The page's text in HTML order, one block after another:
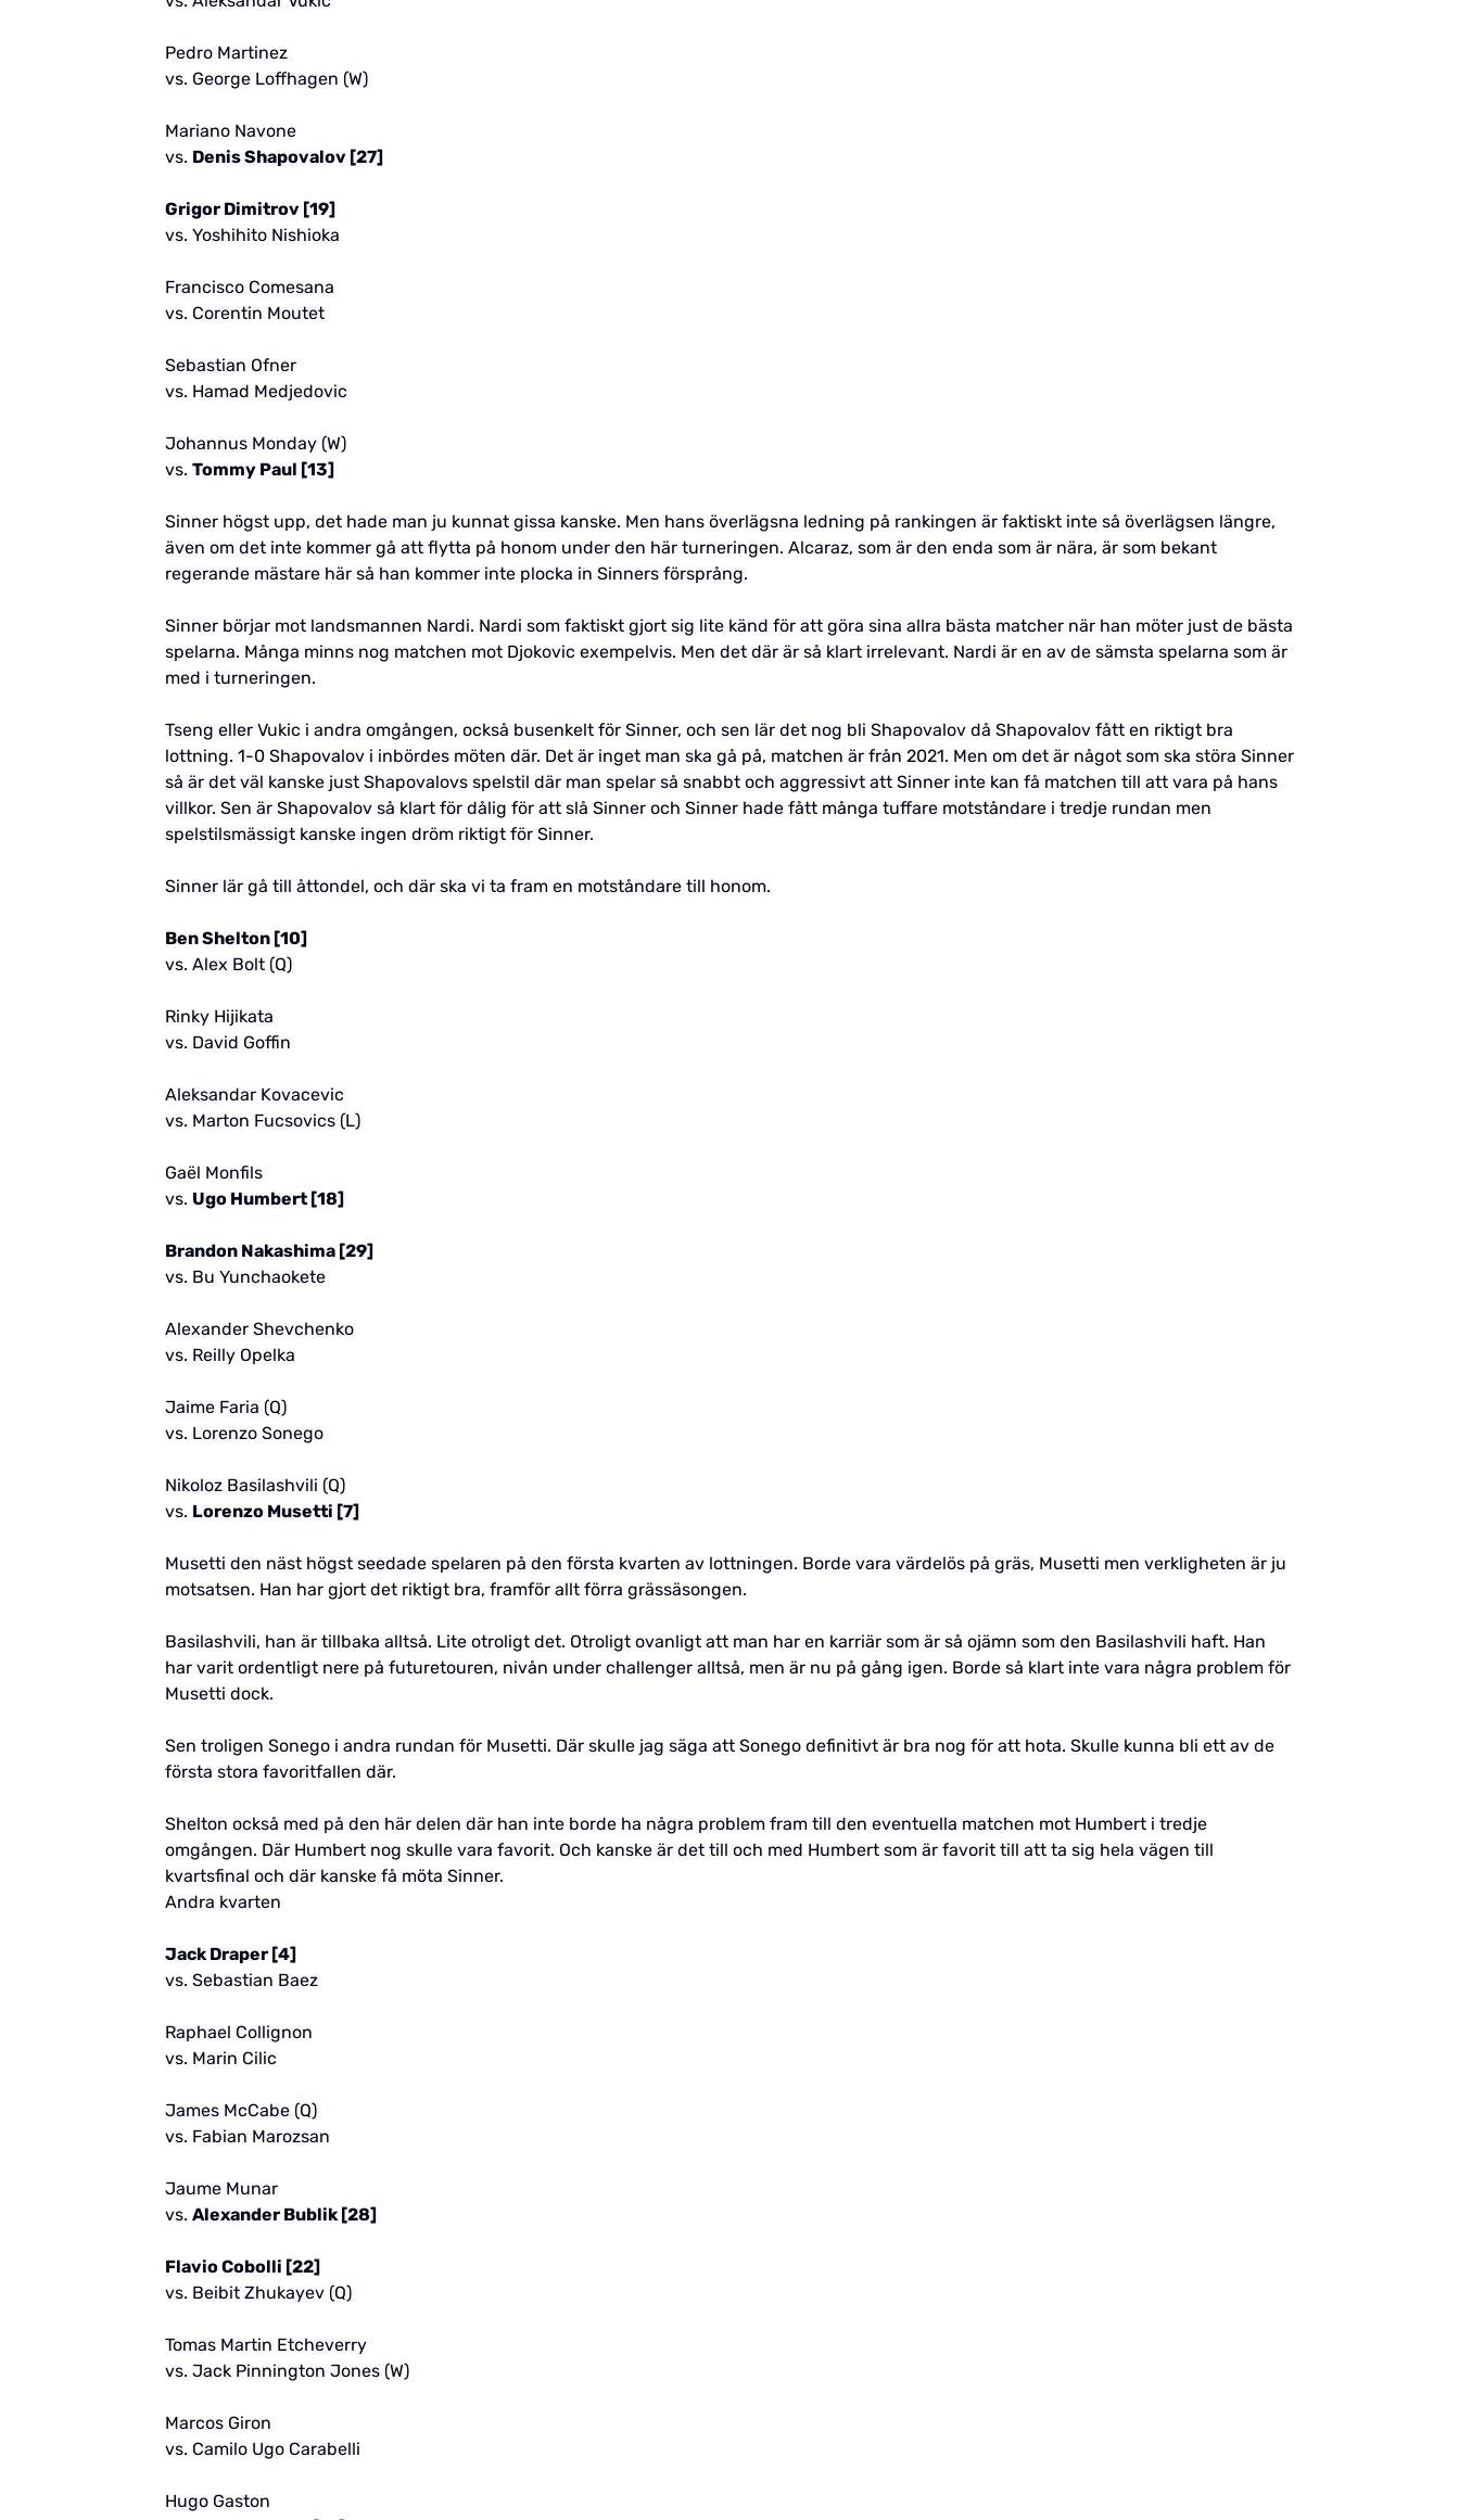
Pedro Martinez
vs. George Loffhagen (W)
Mariano Navone
vs. Denis Shapovalov [27]
Grigor Dimitrov [19]
vs. Yoshihito Nishioka
Francisco Comesana
vs. Corentin Moutet
Sebastian Ofner
vs. Hamad Medjedovic
Johannus Monday (W)
vs. Tommy Paul [13]
Sinner högst upp, det hade man ju kunnat gissa kanske. Men hans överlägsna ledning på rankingen är faktiskt inte så överlägsen längre,
även om det inte kommer gå att flytta på honom under den här turneringen. Alcaraz, som är den enda som är nära, är som bekant
regerande mästare här så han kommer inte plocka in Sinners försprång.
Sinner börjar mot landsmannen Nardi. Nardi som faktiskt gjort sig lite känd för att göra sina allra bästa matcher när han möter just de bästa
spelarna. Många minns nog matchen mot Djokovic exempelvis. Men det där är så klart irrelevant. Nardi är en av de sämsta spelarna som är
med i turneringen.
Tseng eller Vukic i andra omgången, också busenkelt för Sinner, och sen lär det nog bli Shapovalov då Shapovalov fått en riktigt bra
lottning. 1-0 Shapovalov i inbördes möten där. Det är inget man ska gå på, matchen är från 2021. Men om det är något som ska störa Sinner
så är det väl kanske just Shapovalovs spelstil där man spelar så snabbt och aggressivt att Sinner inte kan få matchen till att vara på hans
villkor. Sen är Shapovalov så klart för dålig för att slå Sinner och Sinner hade fått många tuffare motståndare i tredje rundan men
spelstilsmässigt kanske ingen dröm riktigt för Sinner.
Sinner lär gå till åttondel, och där ska vi ta fram en motståndare till honom.
Ben Shelton [10]
vs. Alex Bolt (Q)
Rinky Hijikata
vs. David Goffin
Aleksandar Kovacevic
vs. Marton Fucsovics (L)
Gaël Monfils
vs. Ugo Humbert [18]
Brandon Nakashima [29]
vs. Bu Yunchaokete
Alexander Shevchenko
vs. Reilly Opelka
Jaime Faria (Q)
vs. Lorenzo Sonego
Nikoloz Basilashvili (Q)
vs. Lorenzo Musetti [7]
Musetti den näst högst seedade spelaren på den första kvarten av lottningen. Borde vara värdelös på gräs, Musetti men verkligheten är ju
motsatsen. Han har gjort det riktigt bra, framför allt förra grässäsongen.
Basilashvili, han är tillbaka alltså. Lite otroligt det. Otroligt ovanligt att man har en karriär som är så ojämn som den Basilashvili haft. Han
har varit ordentligt nere på futuretouren, nivån under challenger alltså, men är nu på gång igen. Borde så klart inte vara några problem för
Musetti dock.
Sen troligen Sonego i andra rundan för Musetti. Där skulle jag säga att Sonego definitivt är bra nog för att hota. Skulle kunna bli ett av de
första stora favoritfallen där.
Shelton också med på den här delen där han inte borde ha några problem fram till den eventuella matchen mot Humbert i tredje
omgången. Där Humbert nog skulle vara favorit. Och kanske är det till och med Humbert som är favorit till att ta sig hela vägen till
kvartsfinal och där kanske få möta Sinner.
Andra kvarten
Jack Draper [4]
vs. Sebastian Baez
Raphael Collignon
vs. Marin Cilic
James McCabe (Q)
vs. Fabian Marozsan
Jaume Munar
vs. Alexander Bublik [28]
Flavio Cobolli [22]
vs. Beibit Zhukayev (Q)
Tomas Martin Etcheverry
vs. Jack Pinnington Jones (W)
Marcos Giron
vs. Camilo Ugo Carabelli
Hugo Gaston